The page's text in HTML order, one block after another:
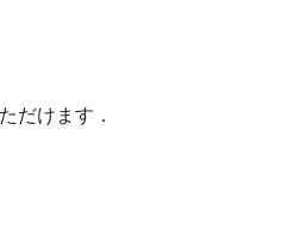
だけます．